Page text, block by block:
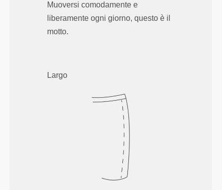
Muoversi comodamente e
liberamente ogni giorno, questo è il
motto.
Largo